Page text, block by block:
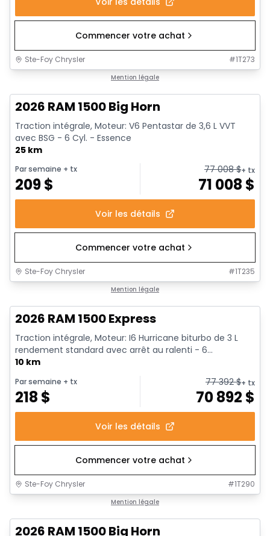
Commencer votre achat
Ste-Foy Chrysler #1T273
Mention légale
2026 RAM 1500 Big Horn
Traction intégrale, Moteur: V6 Pentastar de 3,6 L VVT
avec BSG - 6 Cyl. - Essence
25 km
Par semaine + tx
209$
77 008$+ tx
71 008 $
Voir les détails
Commencer votre achat
Ste-Foy Chrysler #1T235
Mention légale
2026 RAM 1500 Express
Traction intégrale, Moteur: I6 Hurricane biturbo de 3 L
rendement standard avec arrêt au ralenti - 6...
10 km
Par semaine + tx
218 $
77 392$+ tx
70 892 $
Voir les détails
Commencer votre achat
Ste-Foy Chrysler #1T290
Mention légale
2026 RAM 1500 Big Horn